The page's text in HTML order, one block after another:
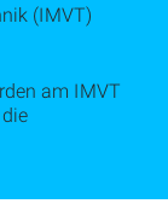
(IMVT)
am IMVT